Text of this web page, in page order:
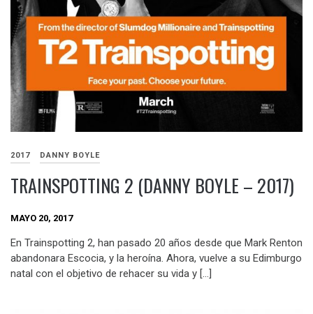
2017 DANNY BOYLE
TRAINSPOTTING 2 (DANNY BOYLE – 2017)
MAYO 20, 2017
En Trainspotting 2, han pasado 20 años desde que Mark Renton
abandonara Escocia, y la heroína. Ahora, vuelve a su Edimburgo
natal con el objetivo de rehacer su vida y […]